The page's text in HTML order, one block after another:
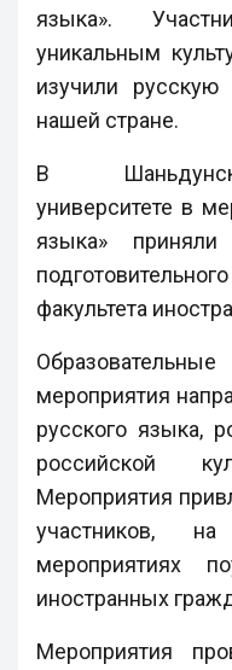
языка».
уникальным
изучили
нашей стране.
В
университете в
языка»
факультета
мероприятия
русского языка,
российской
Мероприятия
участников,
мероприятиях
иностранных
Мероприятия